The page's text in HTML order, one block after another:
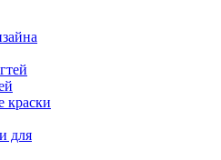
краски
для